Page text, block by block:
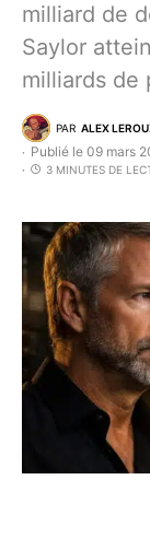
milliard de
Saylor
milliards de
PAR ALEX
Publié le 09 mars
3 MINUTES DE